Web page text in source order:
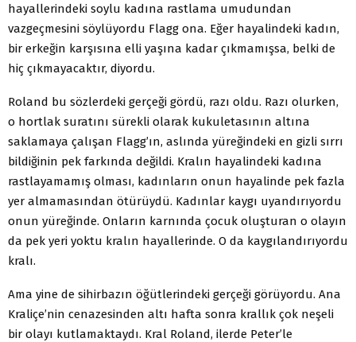
hayallerindeki soylu kadına rastlama umudundan
vazgeçmesini söylüyordu Flagg ona. Eğer hayalindeki kadın,
bir erkeğin karşısına elli yaşına kadar çıkmamışsa, belki de
hiç çıkmayacaktır, diyordu.
Roland bu sözlerdeki gerçeği gördü, razı oldu. Razı olurken,
o hortlak suratını sürekli olarak kukuletasının altına
saklamaya çalışan Flagg’ın, aslında yüreğindeki en gizli sırrı
bildiğinin pek farkında değildi. Kralın hayalindeki kadına
rastlayamamış olması, kadınların onun hayalinde pek fazla
yer almamasından ötürüydü. Kadınlar kaygı uyandırıyordu
onun yüreğinde. Onların karnında çocuk oluşturan o olayın
da pek yeri yoktu kralın hayallerinde. O da kaygılandırıyordu
kralı.
Ama yine de sihirbazın öğütlerindeki gerçeği görüyordu. Ana
Kraliçe’nin cenazesinden altı hafta sonra krallık çok neşeli
bir olayı kutlamaktaydı. Kral Roland, ilerde Peter’le